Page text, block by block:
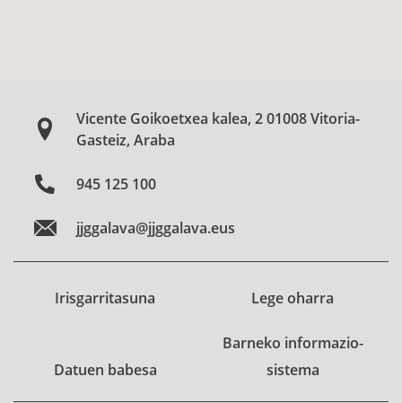
Vicente Goikoetxea kalea, 2 01008 Vitoria-
Gasteiz, Araba
945 125 100
jjggalava@jjggalava.eus
Irisgarritasuna Lege oharra
Datuen babesa
Barneko informazio-
sistema